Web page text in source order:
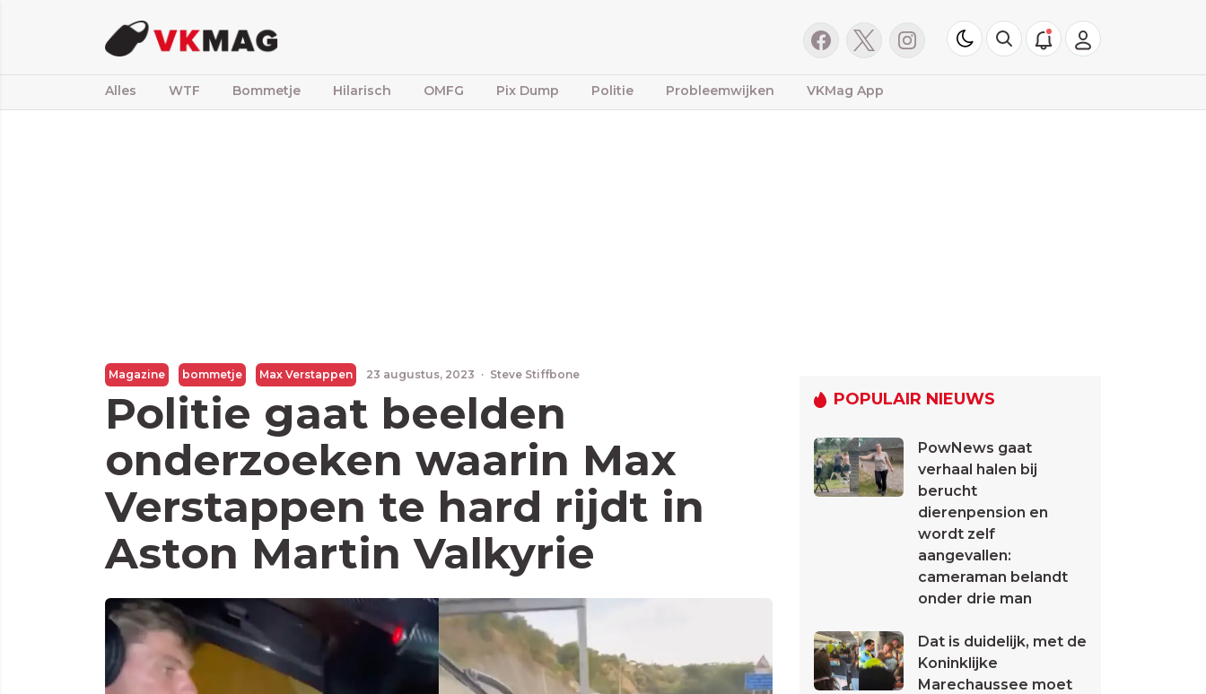
Alles WTF Bommetje Hilarisch OMFG Pix Dump Politie Probleemwijken VKMag App
Magazine bommetje Max Verstappen 23 augustus, 2023 · Steve Stiffbone
Politie gaat beelden
onderzoeken waarin Max
Verstappen te hard rijdt in
Aston Martin Valkyrie
POPULAIR NIEUWS
PowNews gaat
verhaal halen bij
berucht
dierenpension en
wordt zelf
aangevallen:
cameraman belandt
onder drie man
Dat is duidelijk, met de
Koninklijke
Marechaussee moet